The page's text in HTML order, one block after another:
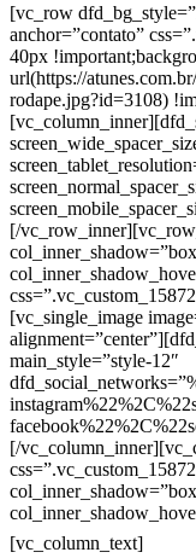
[vc_row
anchor=”contato”
40px
url(https://
rodape.jpg?id=3108)
[/
[vc_single_image
main_style=”style-12″
[/
[vc_column_text]